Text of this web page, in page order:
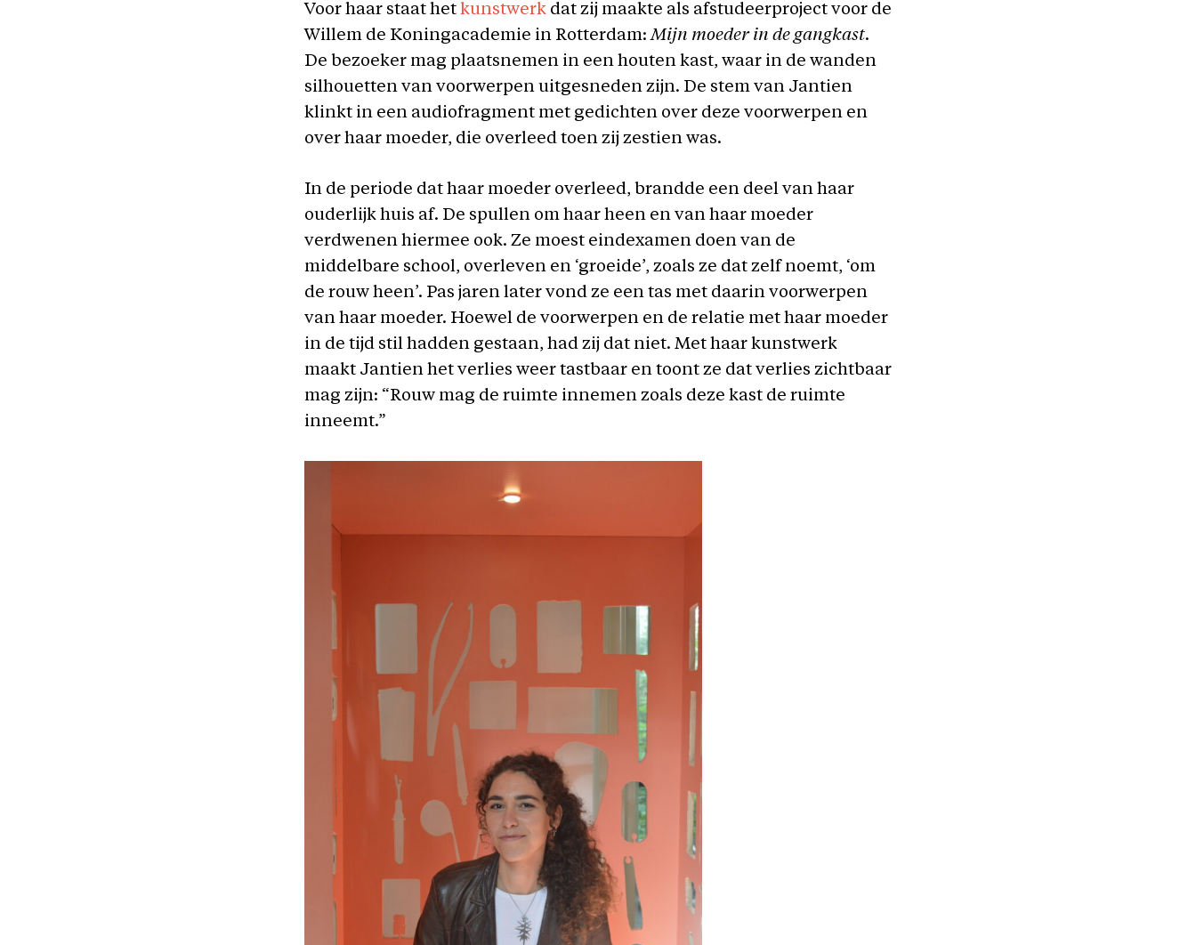
Voor haar staat het kunstwerk dat zij maakte als afstudeerproject voor de
Willem de Koningacademie in Rotterdam:Mijn moeder in de gangkast.
De bezoeker mag plaatsnemen in een houten kast, waar in de wanden
silhouetten van voorwerpen uitgesneden zijn. De stem van Jantien
klinkt in een audiofragment met gedichten over deze voorwerpen en
over haar moeder, die overleed toen zij zestien was.
In de periode dat haar moeder overleed, brandde een deel van haar
ouderlijk huis af. De spullen om haar heen en van haar moeder
verdwenen hiermee ook. Ze moest eindexamen doen van de
middelbare school, overleven en ‘groeide’, zoals ze dat zelf noemt, ‘om
de rouw heen’. Pas jaren later vond ze een tas met daarin voorwerpen
van haar moeder. Hoewel de voorwerpen en de relatie met haar moeder
in de tijd stil hadden gestaan, had zij dat niet. Met haar kunstwerk
maakt Jantien het verlies weer tastbaar en toont ze dat verlies zichtbaar
mag zijn: “Rouw mag de ruimte innemen zoals deze kast de ruimte
inneemt.”